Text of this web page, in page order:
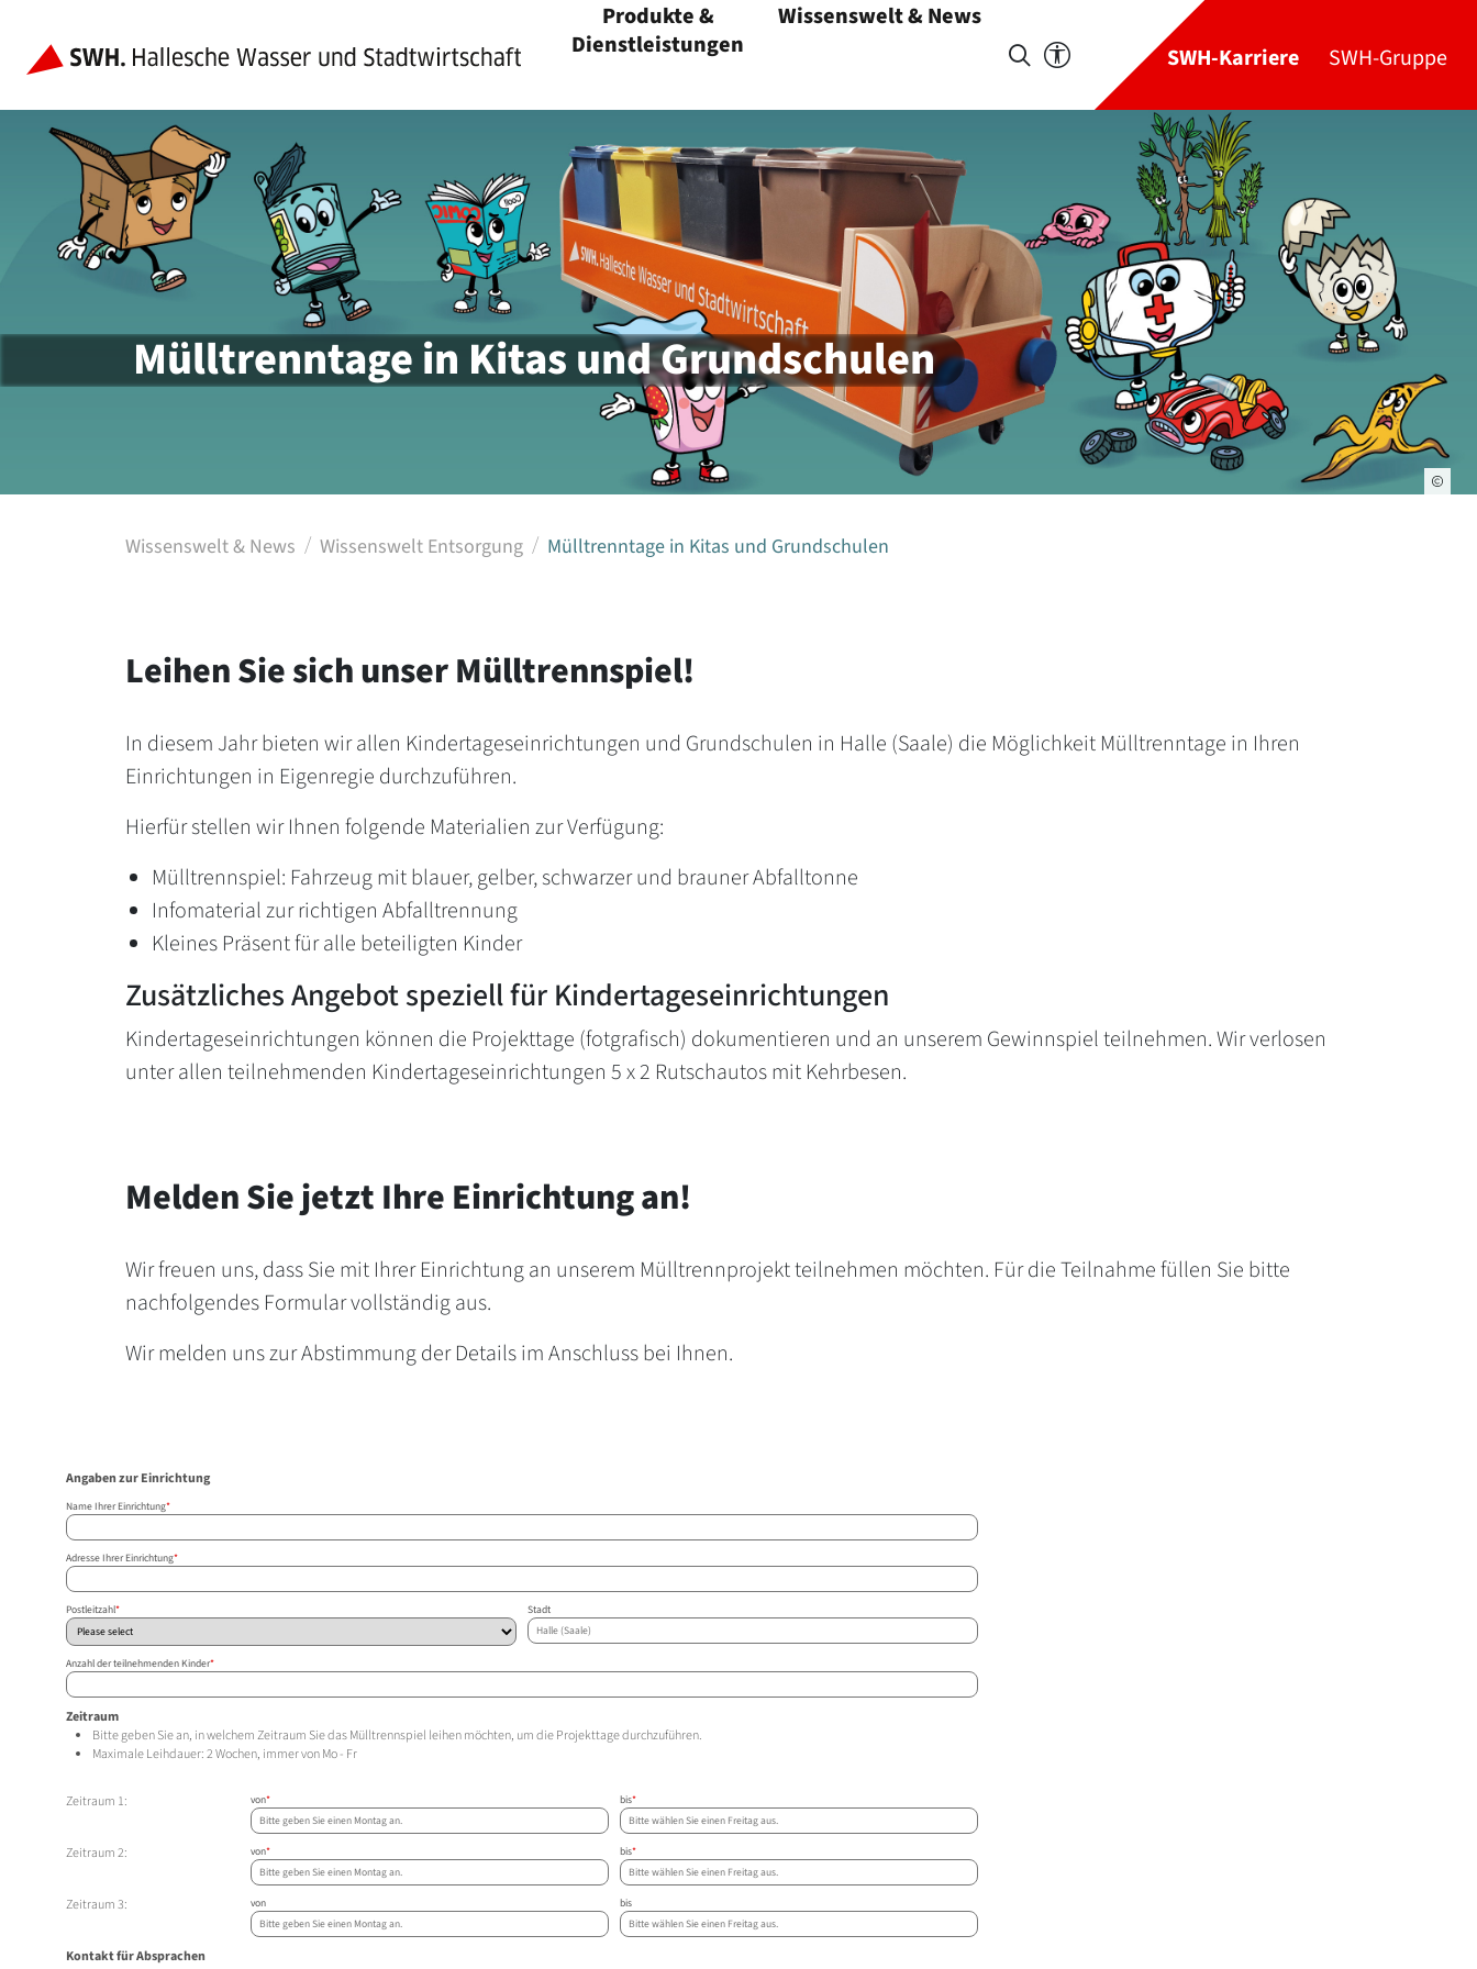
Produkte &
Dienstleistungen
Wissenswelt & News
SWH-Karriere SWH-Gruppe
Mülltrenntage in Kitas und Grundschulen
Wissenswelt & News Wissenswelt Entsorgung Mülltrenntage in Kitas und Grundschulen
Leihen Sie sich unser Mülltrennspiel!
In diesem Jahr bieten wir allen Kindertageseinrichtungen und Grundschulen in Halle (Saale) die Möglichkeit Mülltrenntage in Ihren
Einrichtungen in Eigenregie durchzuführen.
Hierfür stellen wir Ihnen folgende Materialien zur Verfügung:
Mülltrennspiel: Fahrzeug mit blauer, gelber, schwarzer und brauner Abfalltonne
Infomaterial zur richtigen Abfalltrennung
Kleines Präsent für alle beteiligten Kinder
Zusätzliches Angebot speziell für Kindertageseinrichtungen
Kindertageseinrichtungen können die Projekttage (fotgrafisch) dokumentieren und an unserem Gewinnspiel teilnehmen. Wir verlosen
unter allen teilnehmenden Kindertageseinrichtungen 5 x 2 Rutschautos mit Kehrbesen.
Melden Sie jetzt Ihre Einrichtung an!
Wir freuen uns, dass Sie mit Ihrer Einrichtung an unserem Mülltrennprojekt teilnehmen möchten. Für die Teilnahme füllen Sie bitte
nachfolgendes Formular vollständig aus.
Wir melden uns zur Abstimmung der Details im Anschluss bei Ihnen.
Angaben zur Einrichtung
Name Ihrer Einrichtung*
Adresse Ihrer Einrichtung*
Postleitzahl* Stadt
Anzahl der teilnehmenden Kinder*
Zeitraum
Bitte geben Sie an, in welchem Zeitraum Sie das Mülltrennspiel leihen möchten, um die Projekttage durchzuführen.
Maximale Leihdauer: 2 Wochen, immer von Mo - Fr
Zeitraum 1: von* bis*
Zeitraum 2: von* bis*
Zeitraum 3: von bis
Kontakt für Absprachen